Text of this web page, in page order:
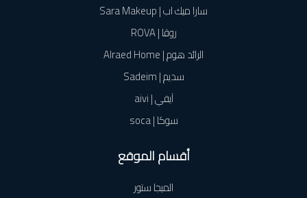
سارا ميك اب | Sara Makeup
روڤا | ROVA
الرائد هوم | Alraed Home
سديم | Sadeim
آيفي | aivi
سوكا | soca
أقسام الموقع
الميجا ستور